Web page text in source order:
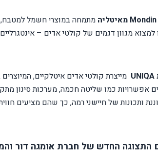
Mondin מאיטליה מתמחה במוצרי חשמל למטבח,
למצוא מגוון דגמים של קולטי אדים –
UNIQA מייצרת קולטי אדים איטלקיים,
אפשרויות כמו שליטה חכמה, מערכות סינון
ותכונות של חיישני רמה, כך שהם מציעים
התצוגה החדש של חברת אומגה דור